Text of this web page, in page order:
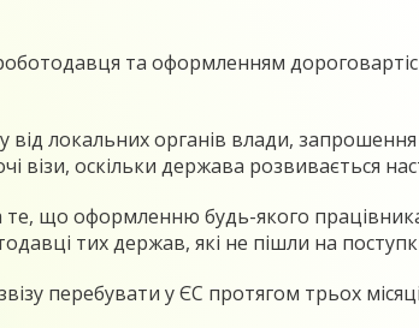
та оформленням
від локальних органів влади,
оскільки держава розвивається
що оформленню будь-якого
тих держав, які не пішли на
перебувати у ЄС протягом трьох